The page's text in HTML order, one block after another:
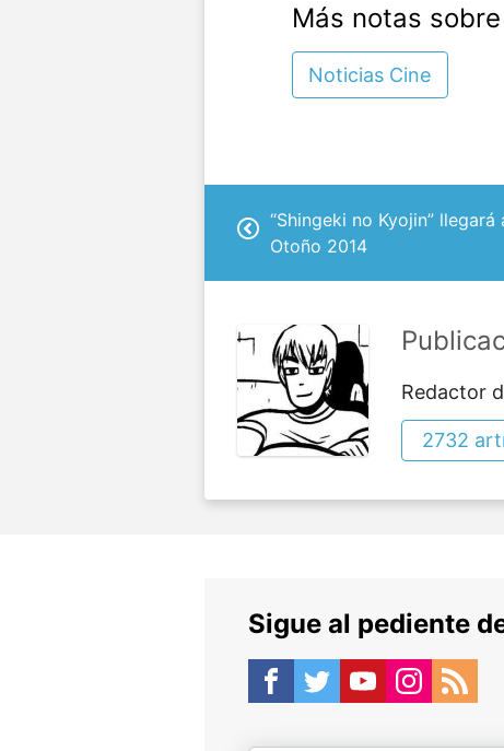
Más notas sobre
Noticias Cine
“Shingeki no Kyojin”
Otoño 2014
Redactor
2732
Sigue al pediente